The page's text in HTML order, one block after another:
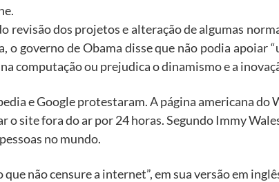
revisão dos projetos e alteração de algumas
o governo de Obama disse que não podia apoiar
computação ou prejudica o dinamismo e a
e Google protestaram. A página americana do
o site fora do ar por 24 horas. Segundo Immy
no mundo.
não censure a internet”, em sua versão em